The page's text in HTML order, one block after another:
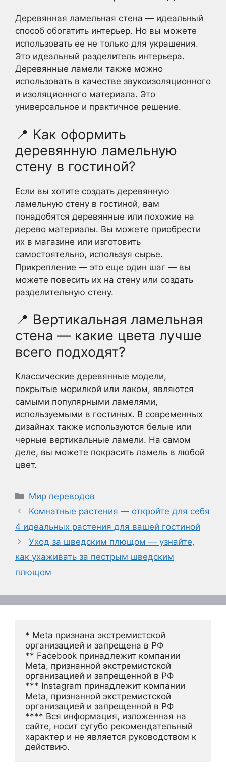
Деревянная ламельная стена — идеальный
способ обогатить интерьер. Но вы можете
использовать ее не только для украшения.
Это идеальный разделитель интерьера.
Деревянные ламели также можно
использовать в качестве звукоизоляционного
и изоляционного материала. Это
универсальное и практичное решение.
📍 Как оформить
деревянную ламельную
стену в гостиной?
Если вы хотите создать деревянную
ламельную стену в гостиной, вам
понадобятся деревянные или похожие на
дерево материалы. Вы можете приобрести
их в магазине или изготовить
самостоятельно, используя сырье.
Прикрепление — это еще один шаг — вы
можете повесить их на стену или создать
разделительную стену.
📍 Вертикальная ламельная
стена — какие цвета лучше
всего подходят?
Классические деревянные модели,
покрытые морилкой или лаком, являются
самыми популярными ламелями,
используемыми в гостиных. В современных
дизайнах также используются белые или
черные вертикальные ламели. На самом
деле, вы можете покрасить ламель в любой
цвет.
Рубрики
Мир переводов
Комнатные растения — откройте для себя
4 идеальных растения для вашей гостиной
Уход за шведским плющом — узнайте,
как ухаживать за пестрым шведским
плющом
* Meta признана экстремистской
организацией и запрещена в РФ
** Facebook принадлежит компании
Meta, признанной экстремистской
организацией и запрещенной в РФ
*** Instagram принадлежит компании
Meta, признанной экстремистской
организацией и запрещенной в РФ
**** Вся информация, изложенная на
сайте, носит сугубо рекомендательный
характер и не является руководством к
действию.